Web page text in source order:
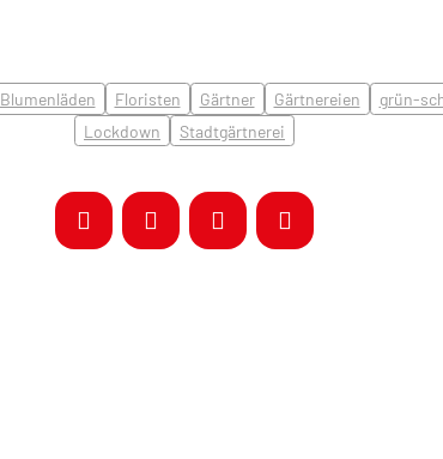
Blumenläden Floristen Gärtner Gärtnereien
grün-
Lockdown
Stadtgärtnerei